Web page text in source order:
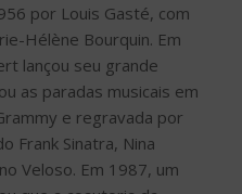
por Louis Gasté, com
Hélène Bourquin. Em
lançou seu grande
as paradas musicais em
e regravada por
Frank Sinatra, Nina
Veloso. Em 1987, um